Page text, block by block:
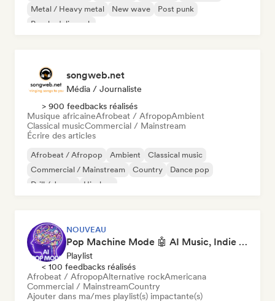
Metal / Heavy metal
New wave
Post punk
Psychedelic rock
songweb.net
Média / Journaliste
> 900 feedbacks réalisés
Musique africaineAfrobeat / AfropopAmbient
Classical musicCommercial / Mainstream
Écrire des articles
Afrobeat / Afropop Ambient
Classical music
Commercial / Mainstream
Country
Dance pop
Drill / Jersey
Hip-hop
NOUVEAU
Pop Machine Mode 🤖 AI Music, Indie Pop & Dream Pop
Playlist
< 100 feedbacks réalisés
Afrobeat / AfropopAlternative rockAmericana
Commercial / MainstreamCountry
Ajouter dans ma/mes playlist(s) impactante(s)